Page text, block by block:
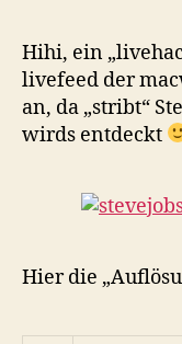
Hihi, ein
livefeed der
an, da „stribt“
wirds entdeckt
Hier die